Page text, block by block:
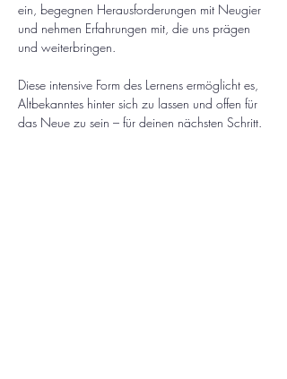
ein, begegnen Herausforderungen mit Neugier
und nehmen Erfahrungen mit, die uns prägen
und weiterbringen.
Diese intensive Form des Lernens ermöglicht es,
Altbekanntes hinter sich zu lassen und offen für
das Neue zu sein – für deinen nächsten Schritt.